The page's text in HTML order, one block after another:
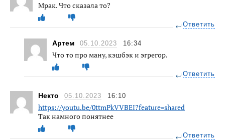
Мрак. Что сказала то?
Ответить
Артем 05.10.2023 16:34
Что то про ману, кэшбэк и эгрегор.
Ответить
Некто 05.10.2023 16:10
https://youtu.be/0ttmPkVVBEI?feature=shared
Так намного понятнее
Ответить